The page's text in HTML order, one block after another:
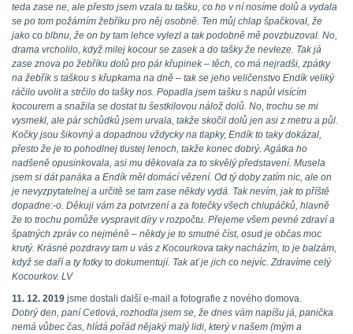
teda zase ne, ale přesto jsem vzala tu tašku, co ho v ní nosíme dolů a vydala
se po tom požárním žebříku pro něj osobně. Ten můj chlap špačkoval, že
jako co blbnu, že on by tam lehce vylezl a tak podobně mě povzbuzoval. No,
drama vrcholilo, když milej kocour se zasek a do tašky že nevleze. Tak já
zase znova po žebříku dolů pro pár křupinek – těch, co má nejradši, zpátky
na žebřík s taškou s křupkama na dně – tak se jeho veličenstvo Endík veliký
ráčilo uvolit a strčilo do tašky nos. Popadla jsem tašku s napůl visícím
kocourem a snažila se dostat tu šestkilovou nálož dolů. No, trochu se mi
vysmekl, ale pár schůdků jsem urvala, takže skočil dolů jen asi z metru a půl.
Kočky jsou šikovný a dopadnou vždycky na tlapky, Endík to taky dokázal,
přesto že je to pohodlnej tlustej lenoch, takže konec dobrý. Agátka ho
nadšeně opusinkovala, asi mu děkovala za to skvělý představení. Musela
jsem si dát panáka a Endík měl domácí vězení. Od tý doby zatím nic, ale on
je nevyzpytatelnej a určitě se tam zase někdy vydá. Tak nevím, jak to příště
dopadne:-o. Děkuji vám za potvrzení a za fotečky všech chlupáčků, hlavně
že to trochu pomůže vyspravit díry v rozpočtu. Přejeme všem pevné zdraví a
špatných zpráv co nejméně – někdy je to smutné číst, osud je občas moc
krutý. Krásné pozdravy tam u vás z Kocourkova taky nacházím, to je balzám,
když se daří a ty fotky to dokumentují. Tak ať je jich co nejvíc. Zdravíme celý
Kocourkov. LV
11. 12. 2019 jsme dostali další e-mail a fotografie z nového domova.
Dobrý den, paní Cetlová, rozhodla jsem se, že dnes vám napíšu já, panička
nemá vůbec čas, hlídá pořád nějaký malý lidi, který v našem (mým a